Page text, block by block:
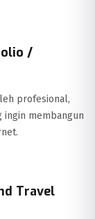
/
profesional,
membangun
Travel